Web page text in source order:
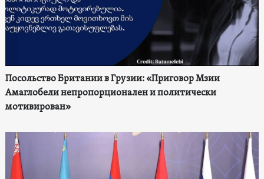
Посольство Британии в Грузии: «Приговор Мзии
Амаглобели непропорционален и политически
мотивирован»